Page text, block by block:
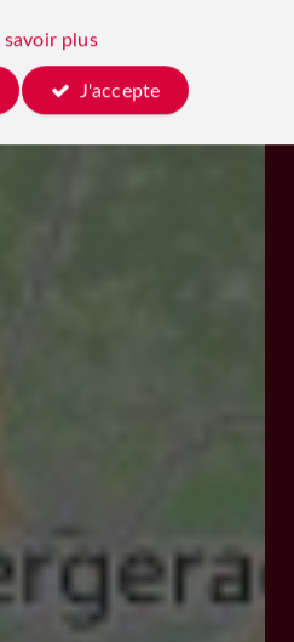
savoir plus
J'accepte